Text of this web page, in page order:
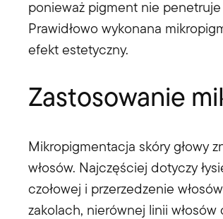
ponieważ pigment nie
Prawidłowo wykonana
efekt estetyczny.
Zastosowanie
Mikropigmentacja skóry głowy
włosów. Najczęściej dotyczy
czołowej i przerzedzenie
zakolach, nierównej linii